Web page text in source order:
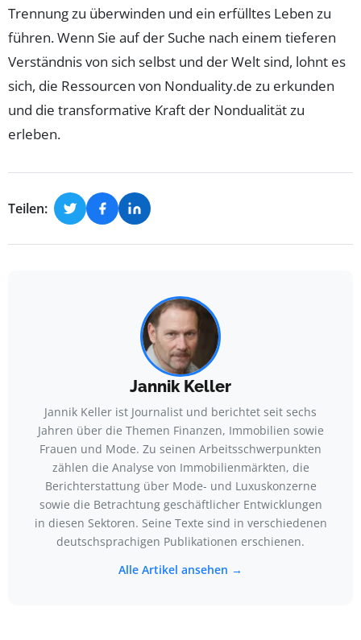
Trennung zu überwinden und ein erfülltes Leben zu
führen. Wenn Sie auf der Suche nach einem tieferen
Verständnis von sich selbst und der Welt sind, lohnt es
sich, die Ressourcen von Nonduality.de zu erkunden
und die transformative Kraft der Nondualität zu
erleben.
Teilen:
Jannik Keller
Jannik Keller ist Journalist und berichtet seit sechs
Jahren über die Themen Finanzen, Immobilien sowie
Frauen und Mode. Zu seinen Arbeitsschwerpunkten
zählen die Analyse von Immobilienmärkten, die
Berichterstattung über Mode- und Luxuskonzerne
sowie die Betrachtung geschäftlicher Entwicklungen
in diesen Sektoren. Seine Texte sind in verschiedenen
deutschsprachigen Publikationen erschienen.
Alle Artikel ansehen →